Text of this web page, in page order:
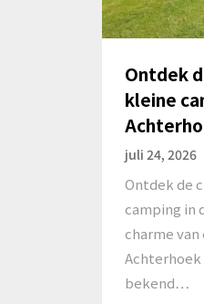
Ontdek
kleine
juli 24, 2026
Ontdek de
camping in
charme
bekend…